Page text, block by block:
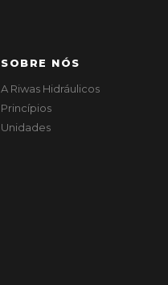
SOBRE NÓS
A Riwas Hidráulicos
Princípios
Unidades